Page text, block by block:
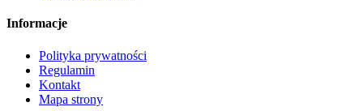
Informacje
Polityka prywatności
Regulamin
Kontakt
Mapa strony